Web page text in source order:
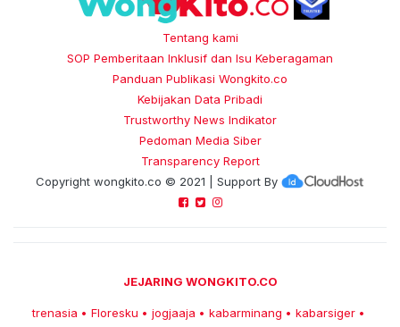
Tentang kami
SOP Pemberitaan Inklusif dan Isu Keberagaman
Panduan Publikasi Wongkito.co
Kebijakan Data Pribadi
Trustworthy News Indikator
Pedoman Media Siber
Transparency Report
Copyright wongkito.co © 2021 | Support By
JEJARING WONGKITO.CO
trenasia • Floresku • jogjaaja • kabarminang • kabarsiger •